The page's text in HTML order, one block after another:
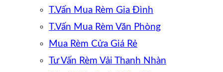
T.Vấn Mua Rèm Gia Đình
T.Vấn Mua Rèm Văn Phòng
Mua Rèm Cửa Giá Rẻ
Tư Vấn Rèm Vải Thanh Nhàn